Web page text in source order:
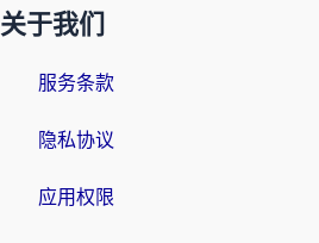
关于我们
服务条款
隐私协议
应用权限